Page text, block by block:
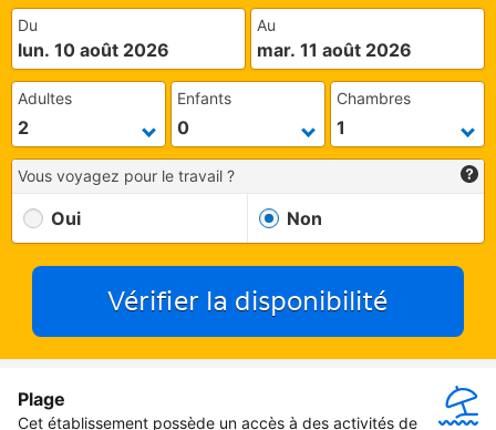
Du
lun. 10 août 2026
Au
mar. 11 août 2026
Adultes Enfants Chambres
Vous voyagez pour le travail ?
Oui Non
Vérifier la disponibilité
Plage
Cet établissement possède un accès à des activités de